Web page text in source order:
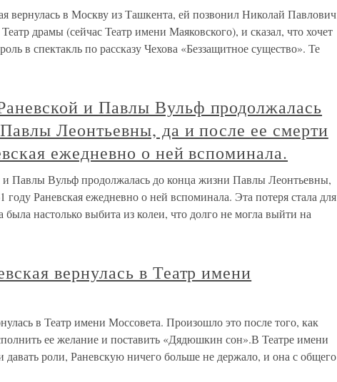
вернулась в Москву из Ташкента, ей позвонил Николай Павлович
драмы (сейчас Театр имени Маяковского), и сказал, что хочет
в спектакль по рассказу Чехова «Беззащитное существо». Те
и Павлы Вульф продолжалась
Леонтьевны, да и после ее смерти
ежедневно о ней вспоминала.
Павлы Вульф продолжалась до конца жизни Павлы Леонтьевны,
году Раневская ежедневно о ней вспоминала. Эта потеря стала для
настолько выбита из колеи, что долго не могла выйти на
вернулась в Театр имени
в Театр имени Моссовета. Произошло это после того, как
ее желание и поставить «Дядюшкин сон».В Театре имени
давать роли, Раневскую ничего больше не держало, и она с общего